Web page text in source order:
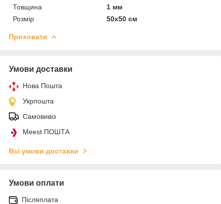
Товщина
1 мм
Розмір
50x50 см
Приховати
Умови доставки
Нова Пошта
Укрпошта
Самовивіз
Meest ПОШТА
Всі умови доставки
Умови оплати
Післяплата